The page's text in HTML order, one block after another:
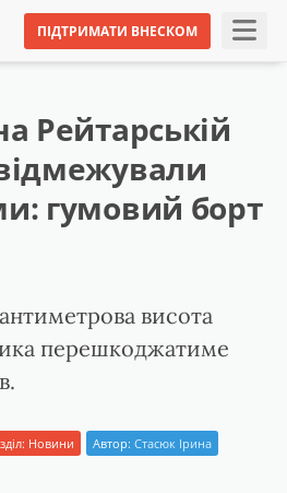
ПІДТРИМАТИ ВНЕСКОМ
Рейтарській
гумовий борт
висота
перешкоджатиме
Новини Автор: Стасюк Ірина